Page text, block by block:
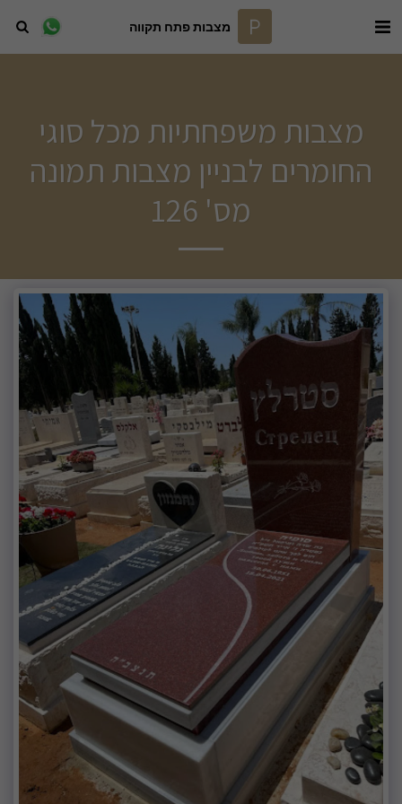
מצבות פתח תקווה
מצבות משפחתיות מכל סוגי
החומרים לבניין מצבות תמונה
מס' 126